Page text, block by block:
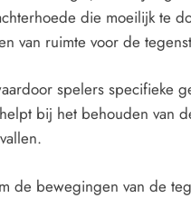
die moeilijk te
van ruimte voor de
spelers specifieke
bij het behouden van
de bewegingen van de